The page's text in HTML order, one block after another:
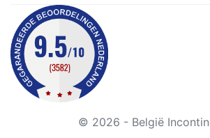
© 2026 - België